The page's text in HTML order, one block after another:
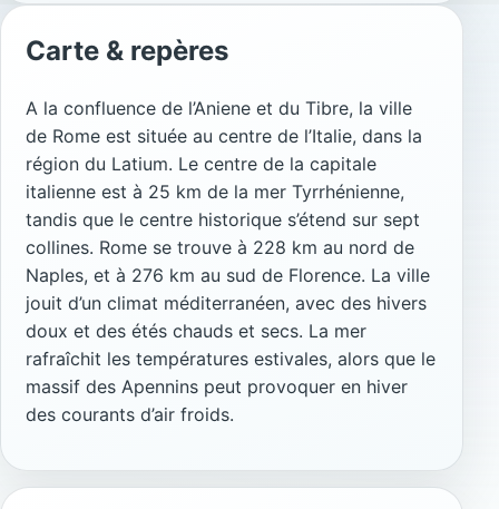
Carte & repères
A la confluence de l’Aniene et du Tibre, la ville
de Rome est située au centre de l’Italie, dans la
région du Latium. Le centre de la capitale
italienne est à 25 km de la mer Tyrrhénienne,
tandis que le centre historique s’étend sur sept
collines. Rome se trouve à 228 km au nord de
Naples, et à 276 km au sud de Florence. La ville
jouit d’un climat méditerranéen, avec des hivers
doux et des étés chauds et secs. La mer
rafraîchit les températures estivales, alors que le
massif des Apennins peut provoquer en hiver
des courants d’air froids.